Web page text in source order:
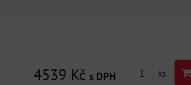
4539 Kč s DPH ks